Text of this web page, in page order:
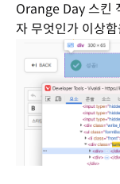
Orange Day 스킨
자 무엇인가 이상함